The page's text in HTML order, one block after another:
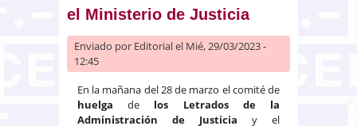
el Ministerio de Justicia
Enviado por Editorialel Mié, 29/03/2023 -
12:45
En la mañana del 28 de marzo el comité de
huelga de los Letrados de la
Administración de Justicia y el